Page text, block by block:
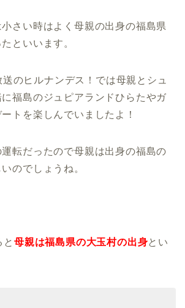
さい時はよく母親の出身の福島県
といいます。
のヒルナンデス！では母親とシュ
福島のジュピアランドひらたやガ
トを楽しんでいましたよ！
転だったので母親は出身の福島の
のでしょうね。
母親は福島県の大玉村の出身とい